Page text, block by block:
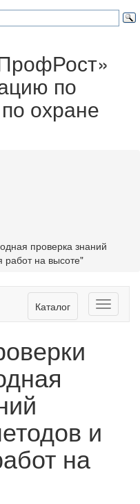
по
охране
проверка знаний
работ на высоте"
Toggle
Каталог
и
на